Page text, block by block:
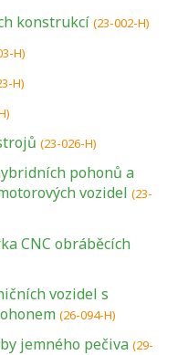
konstrukcí (23-002-H)
H)
H)
(23-026-H)
pohonů a
vozidel (23-
CNC obráběcích
vozidel s
(26-094-H)
jemného pečiva (29-